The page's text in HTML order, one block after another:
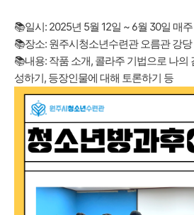
📚일시: 2025년 5월 12일 ~ 6월 30일 매
📚장소: 원주시청소년수련관 오름관 강당
📚내용: 작품 소개, 콜라주 기법으로 나의
성하기, 등장인물에 대해 토론하기 등